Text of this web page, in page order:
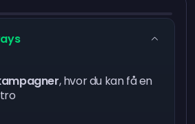
, hvor du kan få en